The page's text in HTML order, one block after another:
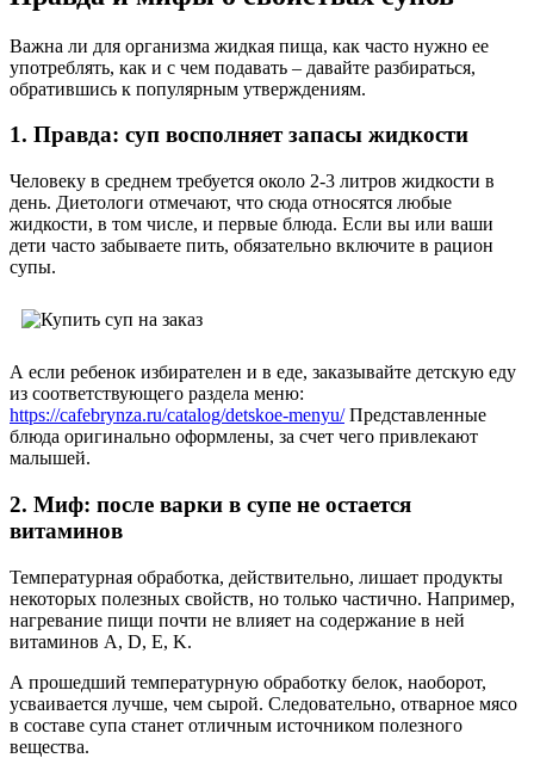
Важна ли для организма жидкая пища, как часто нужно ее
употреблять, как и с чем подавать – давайте разбираться,
обратившись к популярным утверждениям.
1. Правда: суп восполняет запасы жидкости
Человеку в среднем требуется около 2-3 литров жидкости в
день. Диетологи отмечают, что сюда относятся любые
жидкости, в том числе, и первые блюда. Если вы или ваши
дети часто забываете пить, обязательно включите в рацион
супы.
А если ребенок избирателен и в еде, заказывайте детскую еду
из соответствующего раздела меню:
https://cafebrynza.ru/catalog/detskoe-menyu/Представленные
блюда оригинально оформлены, за счет чего привлекают
малышей.
2. Миф: после варки в супе не остается
витаминов
Температурная обработка, действительно, лишает продукты
некоторых полезных свойств, но только частично. Например,
нагревание пищи почти не влияет на содержание в ней
витаминов A, D, E, K.
А прошедший температурную обработку белок, наоборот,
усваивается лучше, чем сырой. Следовательно, отварное мясо
в составе супа станет отличным источником полезного
вещества.